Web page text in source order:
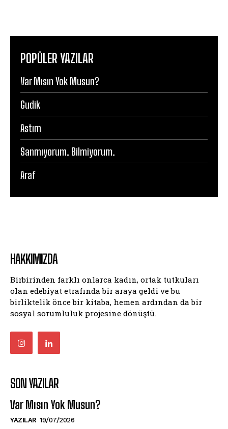
POPÜLER YAZILAR
Var Mısın Yok Musun?
Gudik
Astım
Sanmıyorum. Bilmiyorum.
Araf
HAKKIMIZDA
Birbirinden farklı onlarca kadın, ortak tutkuları
olan edebiyat etrafında bir araya geldi ve bu
birliktelik önce bir kitaba, hemen ardından da bir
sosyal sorumluluk projesine dönüştü.
SON YAZILAR
Var Mısın Yok Musun?
YAZILAR 19/07/2026